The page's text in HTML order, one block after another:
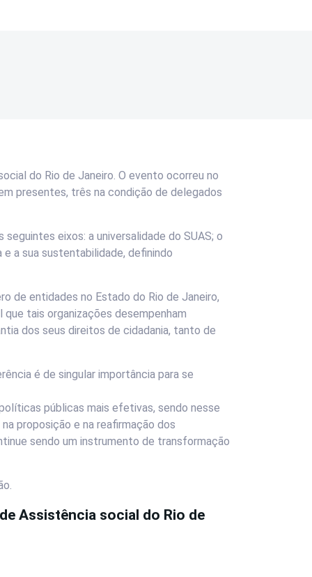
do Rio de Janeiro. O evento ocorreu no
presentes, três na condição de delegados
eixos: a universalidade do SUAS; o
a sua sustentabilidade, definindo
de entidades no Estado do Rio de Janeiro,
tais organizações desempenham
dos seus direitos de cidadania, tanto de
é de singular importância para se
públicas mais efetivas, sendo nesse
proposição e na reafirmação dos
sendo um instrumento de transformação
Assistência social do Rio de